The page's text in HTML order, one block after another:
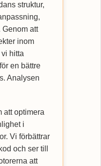
struktur,
att
inom
hitta
en bättre
Analysen
att optimera
i
Vi förbättrar
och ser till
att